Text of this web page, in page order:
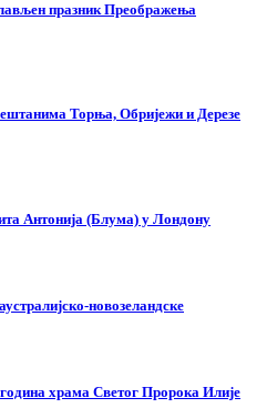
празник Преображења
Торња, Обријежи и Дерезе
Антонија (Блума) у Лондону
новозеландске
храма Светог Пророка Илије